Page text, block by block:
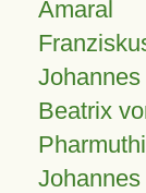
Amaral
Beatrix
Johannes